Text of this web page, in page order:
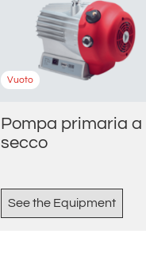
Vuoto
Pompa primaria a
secco
See the Equipment